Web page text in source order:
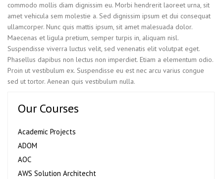
commodo mollis diam dignissim eu. Morbi hendrerit laoreet urna, sit
amet vehicula sem molestie a. Sed dignissim ipsum et dui consequat
ullamcorper. Nunc quis mattis ipsum, sit amet malesuada dolor.
Maecenas et ligula pretium, semper turpis in, aliquam nisl.
Suspendisse viverra luctus velit, sed venenatis elit volutpat eget.
Phasellus dapibus non lectus non imperdiet. Etiam a elementum odio.
Proin ut vestibulum ex. Suspendisse eu est nec arcu varius congue
sed ut tortor. Aenean quis vestibulum nulla.
Our Courses
Academic Projects
ADOM
AOC
AWS Solution Architecht